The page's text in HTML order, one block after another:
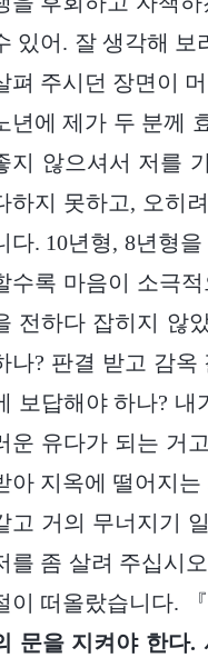
있어. 잘 생각해 보
펴 주시던 장면이
년에 제가 두 분께
지 않으셔서 저를
하지 못하고, 오히
다. 10년형, 8년형
수록 마음이 소극
전하다 잡히지 않
나? 판결 받고 감옥
보답해야 하나? 내
운 유다가 되는 거
아 지옥에 떨어지
고 거의 무너지기
를 좀 살려 주십시
이 떠올랐습니다. 『
문을 지켜야 한다.